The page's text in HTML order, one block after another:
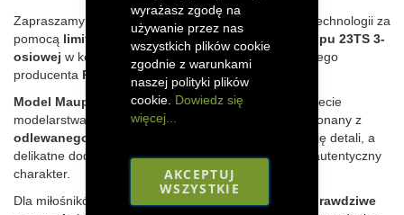
wyrażasz zgodę na
używanie przez nas
wszystkich plików cookie
zgodnie z warunkami
naszej polityki plików
cookie. Dowiedz się
więcej...
AKCEPTUJ
WSZYSTKIE
Zapraszamy do odkrycia niezwykłej jakości rolniczej technologii za
pomocą limitowanej edycji modelu przyczepy Maupu 23TS 3-
osiowej w kolorze czarnym, stworzonej przez cenionego
producenta Replicagri skali 1:32
.
Model Maupu 23TSto prawdziwy majstersztyk w świecie
modelarstwa kolekcjonerskiego. Został starannie wykonany z
odlewanego metalu
, co zapewnia wyjątkową precyzję detali, a
delikatne dodatki z tworzywa sztucznego nadają mu autentyczny
charakter.
Dla miłośników rolniczego świata ten model stanowi
prawdziwe